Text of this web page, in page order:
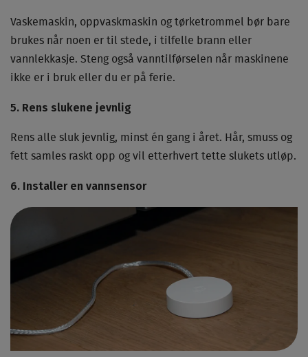
Vaskemaskin, oppvaskmaskin og tørketrommel bør bare
brukes når noen er til stede, i tilfelle brann eller
vannlekkasje. Steng også vanntilførselen når maskinene
ikke er i bruk eller du er på ferie.
5. Rens slukene jevnlig
Rens alle sluk jevnlig, minst én gang i året. Hår, smuss og
fett samles raskt opp og vil etterhvert tette slukets utløp.
6. Installer en vannsensor